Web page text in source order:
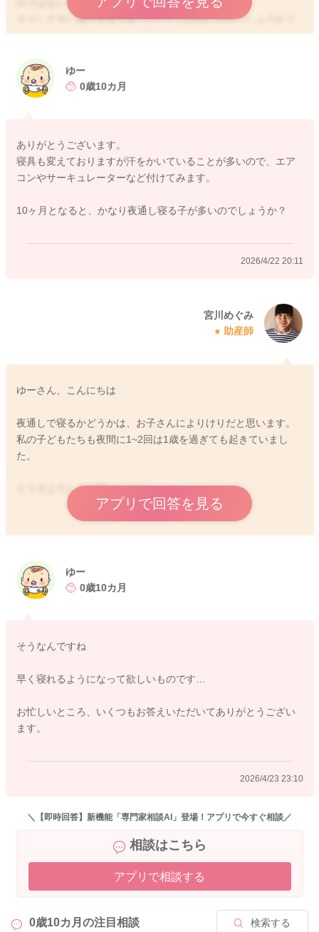
のではないかと思います。
そうして少し様子を見てみていただくのはいかがでしょうか？
どうぞよろしくお願いします。
ゆー
0歳10カ月
ありがとうございます。
寝具も変えておりますが汗をかいていることが多いので、エア
コンやサーキュレーターなど付けてみます。
10ヶ月となると、かなり夜通し寝る子が多いのでしょうか？
2026/4/22 20:11
宮川めぐみ
助産師
ゆーさん、こんにちは
夜通しで寝るかどうかは、お子さんによりけりだと思います。
私の子どもたちも夜間に1~2回は1歳を過ぎても起きていまし
た。
どうぞよろしくお願いします。
アプリで回答を見る
ゆー
0歳10カ月
そうなんですね
早く寝れるようになって欲しいものです…
お忙しいところ、いくつもお答えいただいてありがとうござい
ます。
2026/4/23 23:10
＼【即時回答】新機能「専門家相談AI」登場！アプリで今すぐ相談／
相談はこちら
アプリで相談する
0歳10カ月の注目相談 検索する